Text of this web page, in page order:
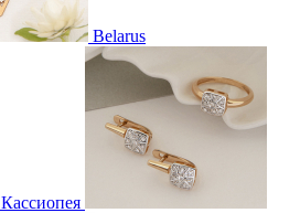
Belarus
Кассиопея